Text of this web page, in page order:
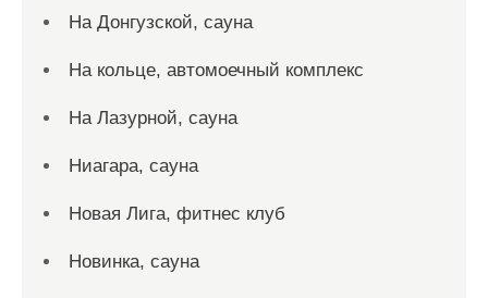
На Донгузской, сауна
На кольце, автомоечный комплекс
На Лазурной, сауна
Ниагара, сауна
Новая Лига, фитнес клуб
Новинка, сауна